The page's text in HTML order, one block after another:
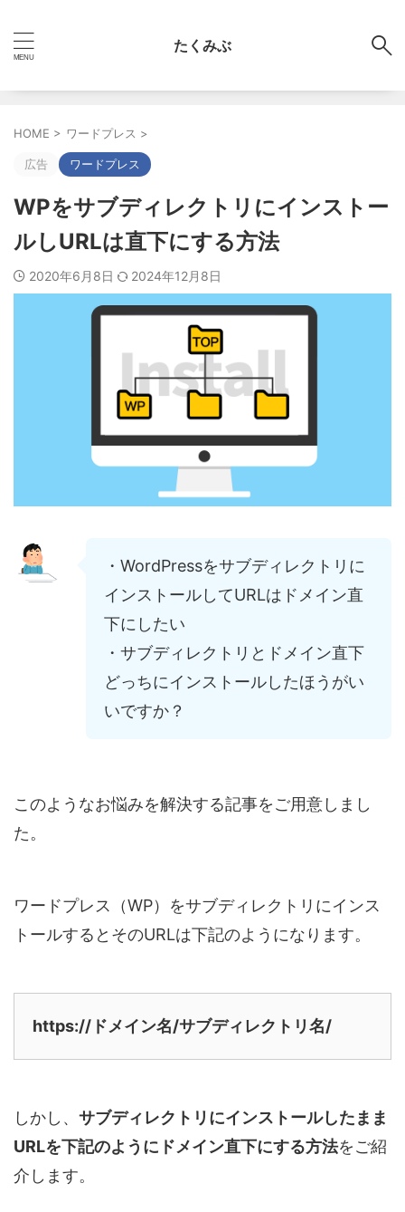
たくみぶ
HOME > ワードプレス >
広告 ワードプレス
WPをサブディレクトリにインストー
ルしURLは直下にする方法
2020年6月8日 2024年12月8日
・WordPressをサブディレクトリに
インストールしてURLはドメイン直
下にしたい
・サブディレクトリとドメイン直下
どっちにインストールしたほうがい
いですか？
このようなお悩みを解決する記事をご用意しまし
た。
ワードプレス（WP）をサブディレクトリにインス
トールするとそのURLは下記のようになります。
https://ドメイン名/サブディレクトリ名/
しかし、 サブディレクトリにインストールしたまま
URLを下記のようにドメイン直下にする方法をご紹
介します。